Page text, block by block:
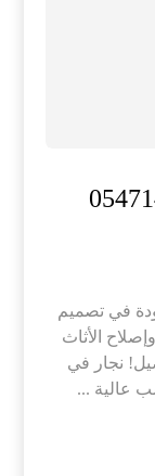
في تصميم
الأثاث
نجار في
عالية ...